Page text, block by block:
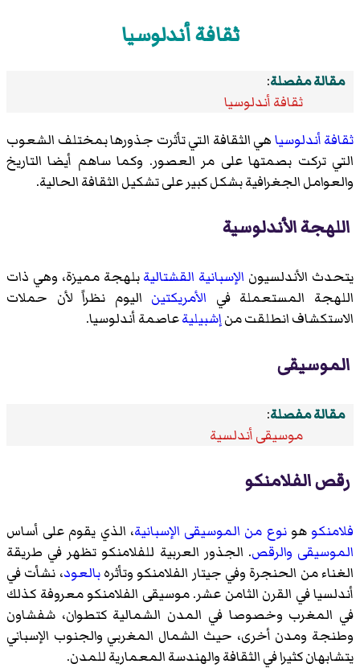
ثقافة أندلوسيا
مقالة مفصلة:
ثقافة أندلوسيا
ثقافة أندلوسياهي الثقافة التي تأثرت جذورها بمختلف الشعوب
التي تركت بصمتها على مر العصور. وكما ساهم أيضا التاريخ
والعوامل الجغرافية بشكل كبير على تشكيل الثقافة الحالية.
اللهجة الأندلوسية
يتحدث الأندلسيون الإسبانية القشتاليةبلهجة مميزة، وهي ذات
اللهجة المستعملة في الأمريكتين اليوم نظراً لأن حملات
الاستكشاف انطلقت منإشبيليةعاصمة أندلوسيا.
الموسيقى
مقالة مفصلة:
موسيقى أندلسية
رقص الفلامنكو
فلامنكو هونوع من الموسيقى الإسبانية، الذي يقوم على أساس
الموسيقى والرقص. الجذور العربية للفلامنكو تظهر في طريقة
الغناء من الحنجرة وفي جيتار الفلامنكو وتأثرهبالعود، نشأت في
أندلسيا في القرن الثامن عشر. موسيقى الفلامنكو معروفة كذلك
في المغرب وخصوصا في المدن الشمالية كتطوان، شفشاون
وطنجة ومدن أخرى، حيث الشمال المغربي والجنوب الإسباني
يتشابهان كثيرا في الثقافة والهندسة المعمارية للمدن.